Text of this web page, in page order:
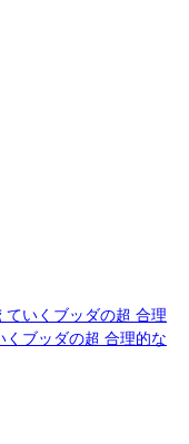
いくブッダの超 合理
ブッダの超 合理的な